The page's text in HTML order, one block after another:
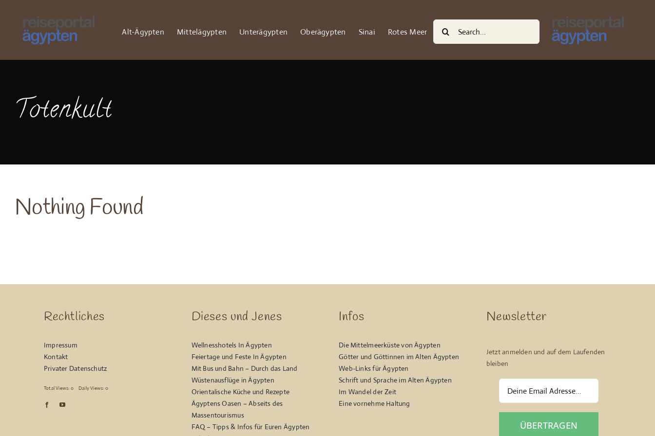
springen
Alt-Ägypten Mittelägypten Unterägypten Oberägypten Sinai Rotes Meer
Suche
nach:
Totenkult
Nothing Found
Rechtliches
Impressum
Kontakt
Privater Datenschutz
Total Views: 0 Daily Views: 0
Dieses und Jenes
Wellnesshotels In Ägypten
Feiertage und Feste In Ägypten
Mit Bus und Bahn – Durch das Land
Wüstenausflüge in Ägypten
Orientalische Küche und Rezepte
Ägyptens Oasen – Abseits des
Massentourismus
FAQ – Tipps & Infos für Euren Ägypten
Infos
Die Mittelmeerküste von Ägypten
Götter und Göttinnen im Alten Ägypten
Web-Links für Ägypten
Schrift und Sprache im Alten Ägypten
Im Wandel der Zeit
Eine vornehme Haltung
Newsletter
Jetzt anmelden und auf dem Laufenden
bleiben
ÜBERTRAGEN